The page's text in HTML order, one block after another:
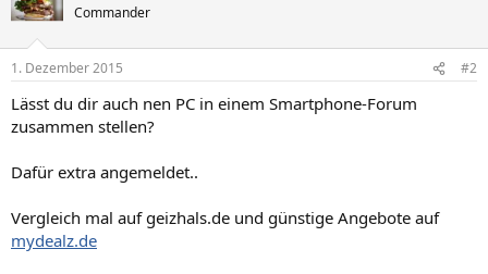
Commander
1. Dezember 2015 #2
Lässt du dir auch nen PC in einem Smartphone-Forum
zusammen stellen?
Dafür extra angemeldet..
Vergleich mal auf geizhals.de und günstige Angebote auf
mydealz.de